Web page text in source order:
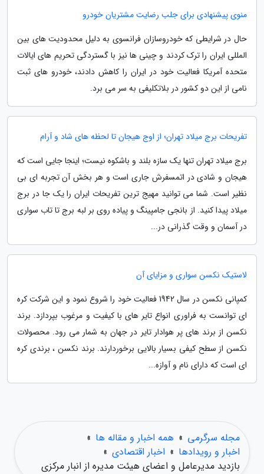
منوی پیشنهادی برای جلب رضایت مشتریان خودرو
حال در شرایطی که خودروسازان فرانسوی به دلیل محدودیت های بین
المللی ایران را ترک کردند و چینی ها نیز با گستردگی تحریم های ایالات
متحده آمریکا فعالیت خود در ایران را کاهش دادند، خودرو های ثبت
نامی از این دو کشور در بلاتکلیفی به سر می برد.
تفریحات برج میلاد تهران؛ از اوج هیجان تا لحظه های شاد و آرام
برج میلاد تهران تنها یک سازه بلند و باشکوه نیست؛ اینجا جایی است که
هیجان و شادی در اتمسفرش جاری است و هر بخش آن تجربه ای بی
نظیر است. شما می توانید مهیج ترین تفریحات ایران را یک جا در برج
میلاد پیدا کنید. از بانجی جامپینگ و پیاده روی بر لبه برج تا تاب سواری
در آسمان و وقت گذرانی در...
لاستیک نکسن سواری و مزایای آن
کمپانی نکسن در سال 1942 فعالیت خود را شروع نمود و این شرکت کره
ای توانست به فراوری انواع تایر های با کیفیت و مرغوب بپردازد. برند
نکسن از برند های پر هوادار تایر در جهان به شمار می رود. محصولات
نکسن از سطح کیفی بسیار بالایی برخوردارند. برند نکسن ، برندی کره
ای است که دارای نام و آوازه...
مجله سرگرمی » همه اخبار و مقاله ها »
اخبار و رویدادها » اخبار اقتصادی »
بازدید مدیرعامل و اعضای هیئت مدیره از انبار مرکزی